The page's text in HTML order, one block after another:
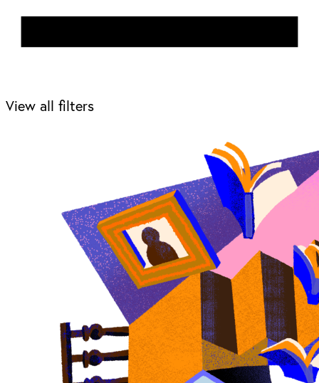
View all filters